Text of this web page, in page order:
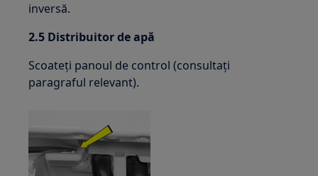
inversă.
2.5 Distribuitor de apă
Scoateți panoul de control (consultați
paragraful relevant).